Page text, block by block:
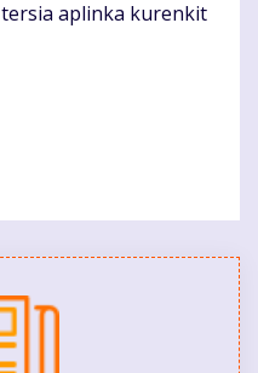
aplinka kurenkit